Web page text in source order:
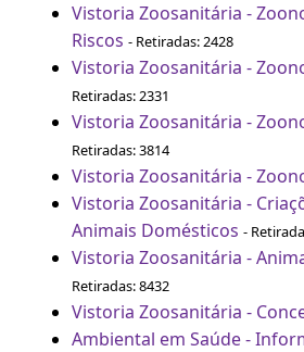
Vistoria Zoosanitária -
Riscos - Retiradas: 2428
Vistoria Zoosanitária -
Retiradas: 2331
Vistoria Zoosanitária -
Retiradas: 3814
Vistoria Zoosanitária -
Vistoria Zoosanitária -
Animais Domésticos -
Vistoria Zoosanitária -
Retiradas: 8432
Vistoria Zoosanitária -
Ambiental em Saúde -